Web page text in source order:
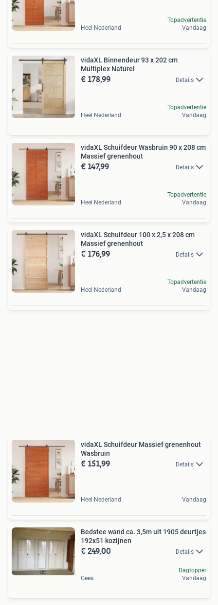
Heel Nederland
Topadvertentie
Vandaag
vidaXL Binnendeur 93 x 202 cm
Multiplex Naturel
€ 178,99 Details
Heel Nederland
Topadvertentie
Vandaag
vidaXL Schuifdeur Wasbruin 90 x 208 cm
Massief grenenhout
€ 147,99 Details
Heel Nederland
Topadvertentie
Vandaag
vidaXL Schuifdeur 100 x 2,5 x 208 cm
Massief grenenhout
€ 176,99 Details
Heel Nederland
Topadvertentie
Vandaag
vidaXL Schuifdeur Massief grenenhout
Wasbruin
€ 151,99 Details
Heel Nederland Vandaag
Bedstee wand ca. 3,5m uit 1905 deurtjes
192x51 kozijnen
€ 249,00 Details
Gees
Dagtopper
Vandaag